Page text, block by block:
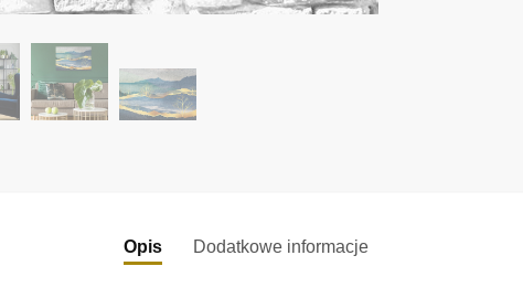
Opis Dodatkowe informacje